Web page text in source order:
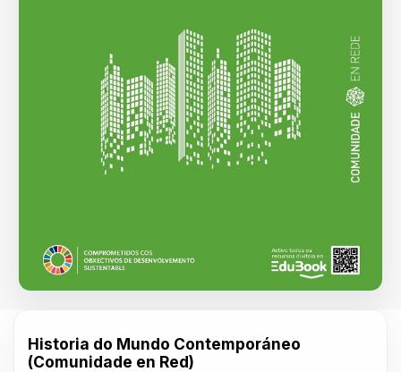
Historia do Mundo Contemporáneo
(Comunidade en Red)